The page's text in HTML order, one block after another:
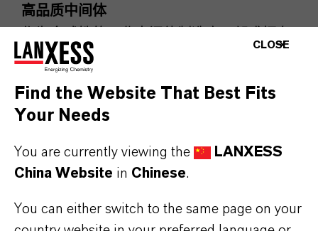
高品质中间体
在高品质中间体方面的专业知识和丰富经
高品质中间体业务板块
CLOSE
Find the Website That Best Fits
Your Needs
You are currently viewing the
LANXESS
China Website in Chinese.
You can either switch to the same page on your